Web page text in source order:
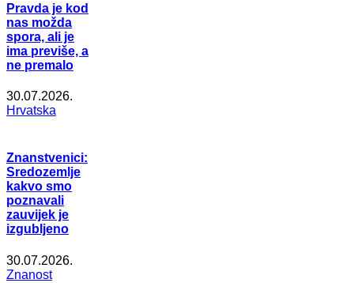
Pravda je kod
nas možda
spora, ali je
ima previše, a
ne premalo
30.07.2026.
Hrvatska
Znanstvenici:
Sredozemlje
kakvo smo
poznavali
zauvijek je
izgubljeno
30.07.2026.
Znanost